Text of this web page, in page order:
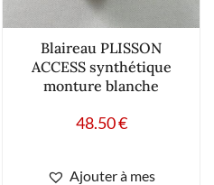
Blaireau PLISSON
ACCESS synthétique
monture blanche
48.50€
Ajouter à mes